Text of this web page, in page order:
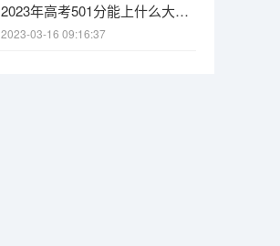
2023年高考501分能上什么大学 2023年高考420分的公办二本大学有哪些
2023-03-16 09:16:37